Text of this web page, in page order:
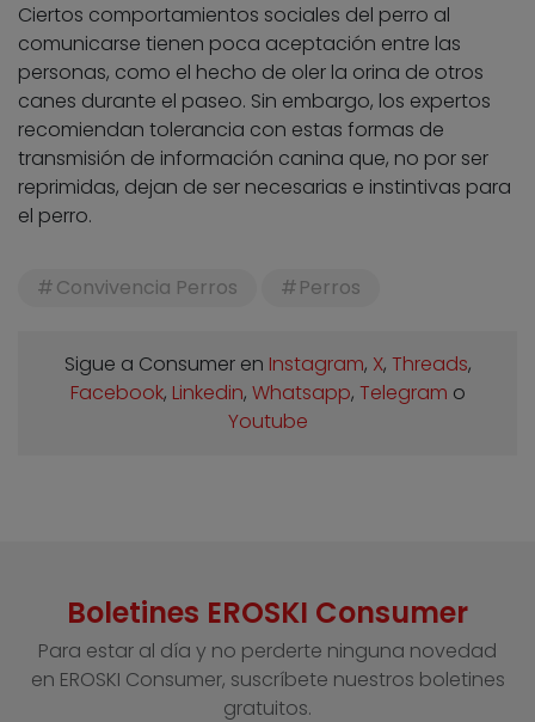
Ciertos comportamientos sociales del perro al
comunicarse tienen poca aceptación entre las
personas, como el hecho de oler la orina de otros
canes durante el paseo. Sin embargo, los expertos
recomiendan tolerancia con estas formas de
transmisión de información canina que, no por ser
reprimidas, dejan de ser necesarias e instintivas para
el perro.
Convivencia Perros Perros
Sigue a Consumer en Instagram, X, Threads,
Facebook, Linkedin, Whatsapp, Telegram o
Youtube
Boletines EROSKI Consumer
Para estar al día y no perderte ninguna novedad
en EROSKI Consumer, suscríbete nuestros boletines
gratuitos.